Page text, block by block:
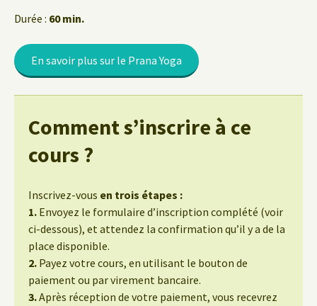
Durée : 60 min.
En savoir plus sur le Prana Yoga
Comment s’inscrire à ce
cours ?
Inscrivez-vous en trois étapes :
1. Envoyez le formulaire d’inscription complété (voir
ci-dessous), et attendez la confirmation qu’il y a de la
place disponible.
2. Payez votre cours, en utilisant le bouton de
paiement ou par virement bancaire.
3.Après réception de votre paiement, vous recevrez